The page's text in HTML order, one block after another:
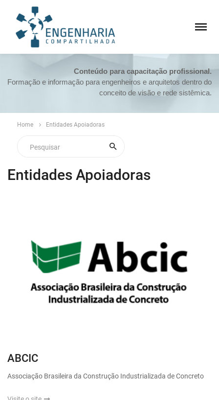
Conteúdo para capacitação profissional.
Formação e informação para engenheiros e arquitetos dentro do
conceito de visão e rede sistêmica.
Home Entidades Apoiadoras
Entidades Apoiadoras
ABCIC
Associação Brasileira da Construção Industrializada de Concreto